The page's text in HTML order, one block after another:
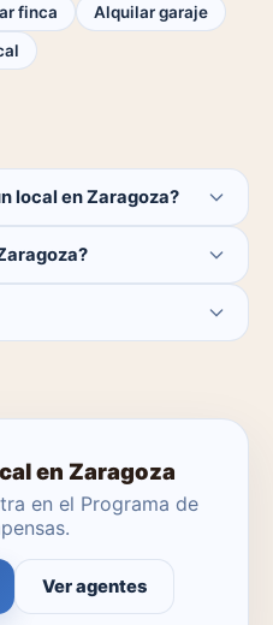
finca
Alquilar garaje
local en Zaragoza?
en Zaragoza
en el Programa de
Ver agentes